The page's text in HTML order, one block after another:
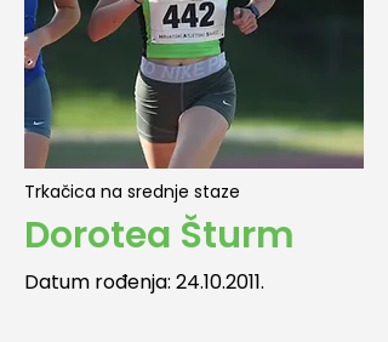
Trkačica na srednje staze
Dorotea Šturm
Datum rođenja: 24.10.2011.